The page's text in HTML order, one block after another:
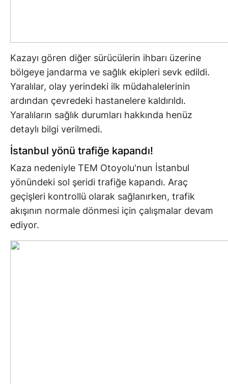
Kazayı gören diğer sürücülerin ihbarı üzerine
bölgeye jandarma ve sağlık ekipleri sevk edildi.
Yaralılar, olay yerindeki ilk müdahalelerinin
ardından çevredeki hastanelere kaldırıldı.
Yaralıların sağlık durumları hakkında henüz
detaylı bilgi verilmedi.
İstanbul yönü trafiğe kapandı!
Kaza nedeniyle TEM Otoyolu'nun İstanbul
yönündeki sol şeridi trafiğe kapandı. Araç
geçişleri kontrollü olarak sağlanırken, trafik
akışının normale dönmesi için çalışmalar devam
ediyor.